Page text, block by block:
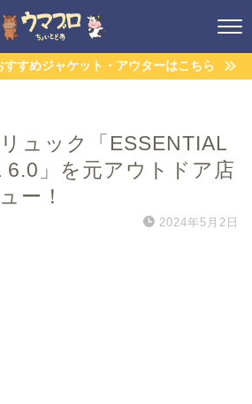
すすめジャケット・アウターはこちら
ュック「ESSENTIAL
6.0」を元アウトドア店
ー！
2024年5月2日